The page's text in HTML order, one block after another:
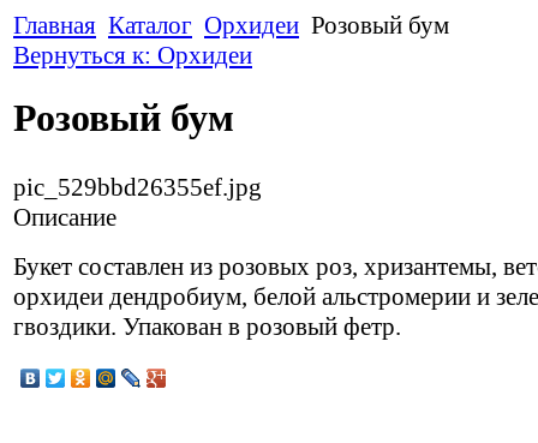
Главная Каталог Орхидеи Розовый бум
Вернуться к: Орхидеи
Розовый бум
pic_529bbd26355ef.jpg
Описание
Букет составлен из розовых роз, хризантемы,
орхидеи дендробиум, белой альстромерии и
гвоздики. Упакован в розовый фетр.